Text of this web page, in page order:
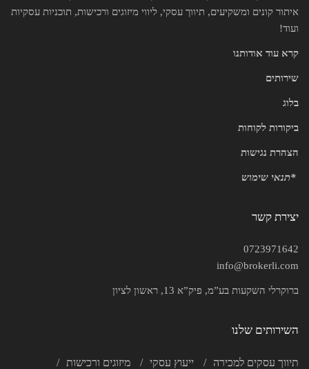
איתור קונים ומשקיעים, תיווך עסקי, ליווי מיזוגים ורכישות, תוכניות עסקיות
ועוד!
קרא עוד אודותנו
שירותים
בלוג
ביקורות לקוחות
הצהרת נגישות
*תנאי שימוש
יצירת קשר
0723971642
info@brokerli.com
ברוקרלי השקעות בע”מ, פיק”א 13, ראשון לציון
השירותים שלנו
תיווך עסקים למכירה ייעוץ עסקי
מיזוגים ורכישות